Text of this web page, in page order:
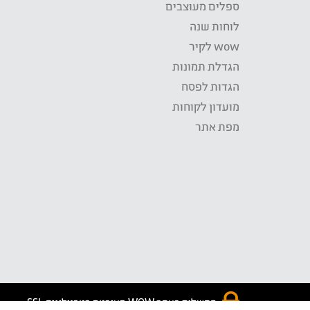
ספלים מעוצבים
לוחות שנה
wow לקיר
הגדלת תמונות
הגדות לפסח
מועדון לקוחות
מפת אתר
התשלום באתר WOW מאובטח בטכנולוגית SSL